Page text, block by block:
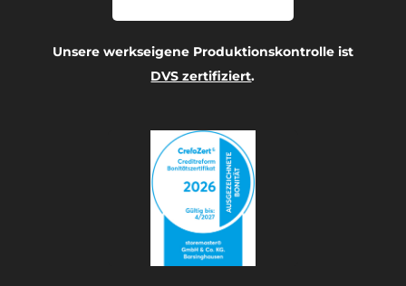
Unsere werkseigene Produktionskontrolle ist
DVS zertifiziert.